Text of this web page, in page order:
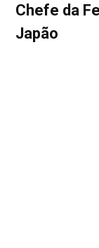
Chefe da
Japão